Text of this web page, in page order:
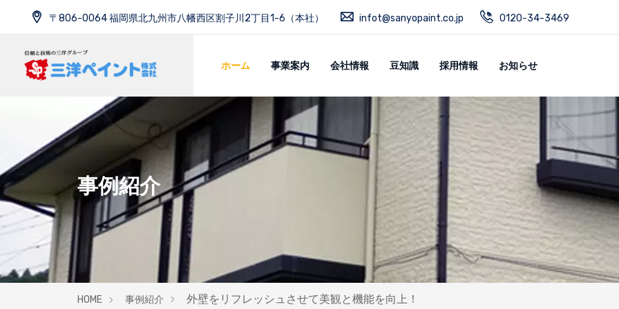
〒806-0064 福岡県北九州市八幡西区割子川2丁目1-6（本社） infot@sanyopaint.co.jp 0120-34-3469
ホーム 事業案内 会社情報 豆知識 採用情報 お知らせ
事例紹介
HOME 事例紹介 外壁をリフレッシュさせて美観と機能を向上！